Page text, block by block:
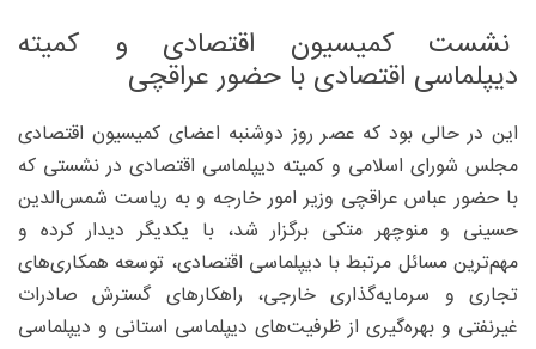
نشست کمیسیون‌ اقتصادی و کمیته
دیپلماسی اقتصادی با حضور عراقچی
این در حالی بود که عصر روز دوشنبه اعضای کمیسیون اقتصادی
مجلس شورای اسلامی و کمیته دیپلماسی اقتصادی در نشستی که
با حضور عباس عراقچی وزیر امور خارجه و به ریاست شمس‌الدین
حسینی و منوچهر متکی برگزار شد، با یکدیگر دیدار کرده و
مهم‌ترین مسائل مرتبط با دیپلماسی اقتصادی، توسعه همکاری‌های
تجاری و سرمایه‌گذاری خارجی، راهکارهای گسترش صادرات
غیرنفتی و بهره‌گیری از ظرفیت‌های دیپلماسی استانی و دیپلماسی